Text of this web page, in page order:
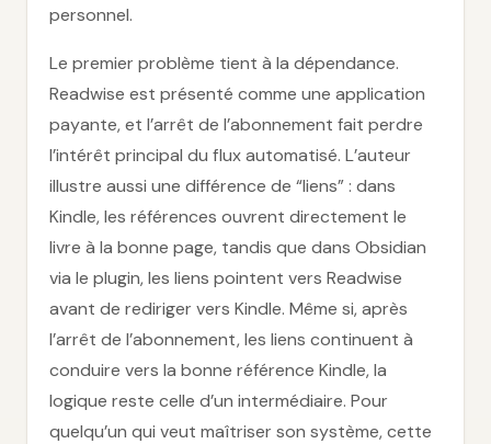
personnel.
Le premier problème tient à la dépendance.
Readwise est présenté comme une application
payante, et l’arrêt de l’abonnement fait perdre
l’intérêt principal du flux automatisé. L’auteur
illustre aussi une différence de “liens” : dans
Kindle, les références ouvrent directement le
livre à la bonne page, tandis que dans Obsidian
via le plugin, les liens pointent vers Readwise
avant de rediriger vers Kindle. Même si, après
l’arrêt de l’abonnement, les liens continuent à
conduire vers la bonne référence Kindle, la
logique reste celle d’un intermédiaire. Pour
quelqu’un qui veut maîtriser son système, cette